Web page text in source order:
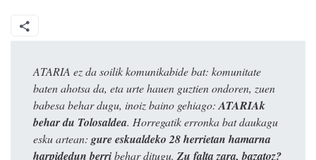
ATARIA ez da soilik komunikabide bat: komunitate
baten ahotsa da, eta urte hauen guztien ondoren, zuen
babesa behar dugu, inoiz baino gehiago: ATARIAk
behar du Tolosaldea. Horregatik erronka bat daukagu
esku artean: gure eskualdeko 28 herrietan hamarna
harpidedun berribehar ditugu. Zu falta zara, bazatoz?